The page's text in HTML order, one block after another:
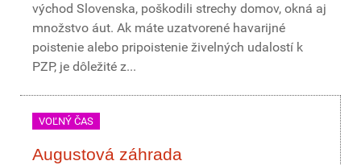
východ Slovenska, poškodili strechy domov, okná aj
množstvo áut. Ak máte uzatvorené havarijné
poistenie alebo pripoistenie živelných udalostí k
PZP, je dôležité z...
VOĽNÝ ČAS
Augustová záhrada